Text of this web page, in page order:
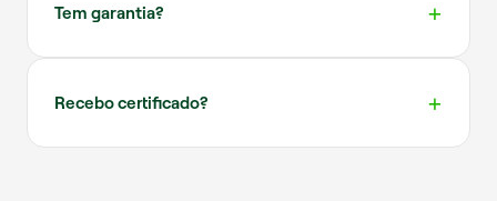
Tem garantia?
Recebo certificado?